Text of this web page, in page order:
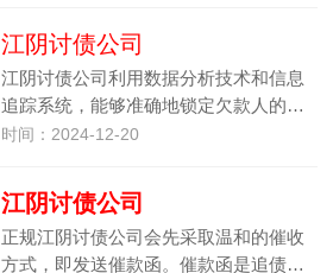
江阴讨债公司
江阴讨债公司利用数据分析技术和信息
追踪系统，能够准确地锁定欠款人的…
时间：2024-12-20
江阴讨债公司
正规江阴讨债公司会先采取温和的催收
方式，即发送催款函。催款函是追债…